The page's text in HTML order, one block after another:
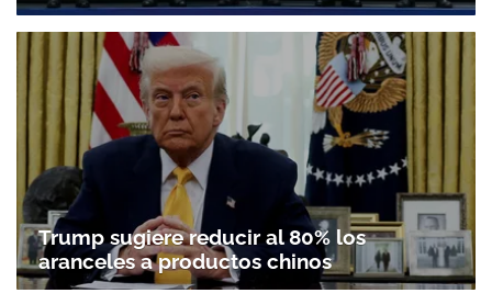
Trump sugiere reducir al 80% los
aranceles a productos chinos